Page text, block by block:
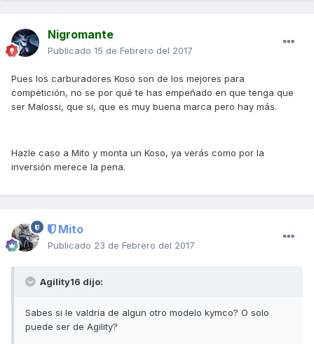
Nigromante
Publicado 15 de Febrero del 2017
Pues los carburadores Koso son de los mejores para
competición, no se por qué te has empeñado en que tenga que
ser Malossi, que si, que es muy buena marca pero hay más.
Hazle caso a Mito y monta un Koso, ya verás como por la
inversión merece la pena.
Mito
Publicado 23 de Febrero del 2017
Agility16 dijo:
Sabes si le valdria de algun otro modelo kymco? O solo
puede ser de Agility?